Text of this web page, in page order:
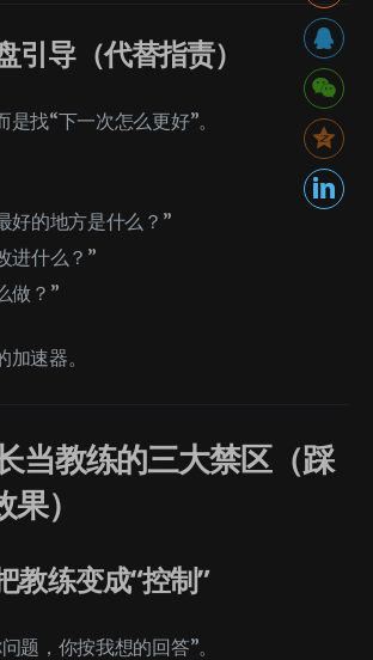
引导（代替指责）
找“下一次怎么更好”。
好的地方是什么？”
进什么？”
做？”
速器。
当教练的三大禁区（踩
）
教练变成“控制”
题，你按我想的回答”。